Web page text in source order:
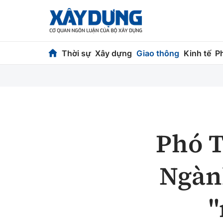
Thời sự Xây dựng Giao thông Kinh tế
Vật liệu xây
Giám định
Quản lý đô thị
Phó